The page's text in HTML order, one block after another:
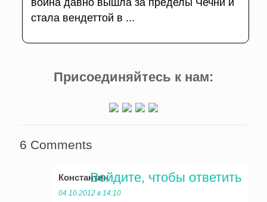
стала вендеттой в ...
Присоединяйтесь к нам:
6 Comments
Константин:
04.10.2012 в 14:10
Войдите, чтобы ответить